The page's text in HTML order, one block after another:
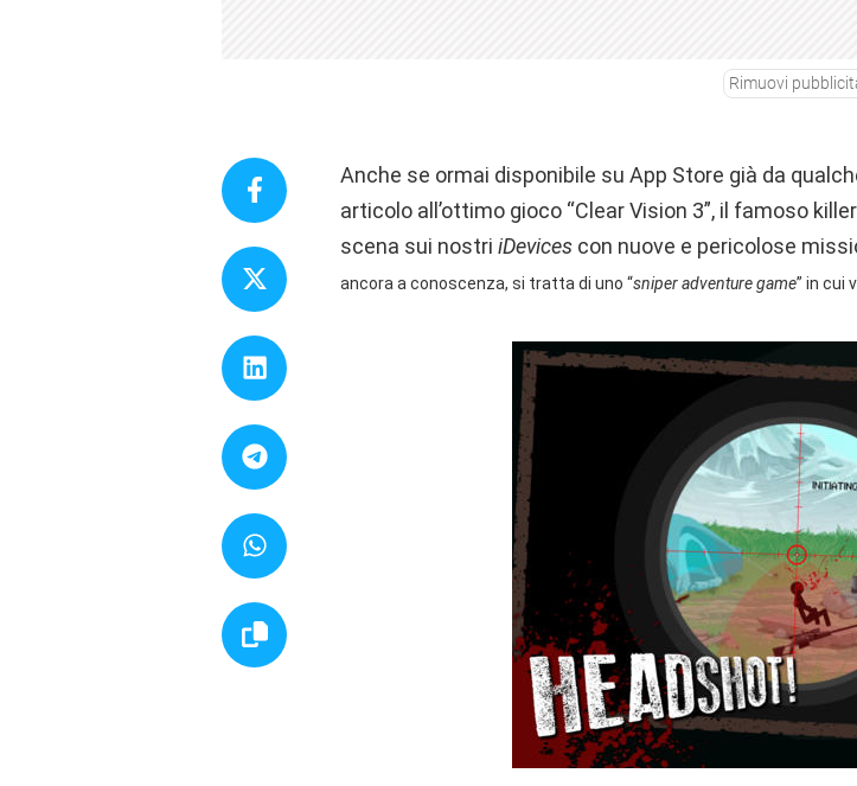
Rimuovi
Anche se ormai disponibile su App Store già da
articolo all’ottimo gioco “Clear Vision 3”, il famoso
scena sui nostri iDevices con nuove e pericolose
ancora a conoscenza, si tratta di uno “sniper adventure game” in cui